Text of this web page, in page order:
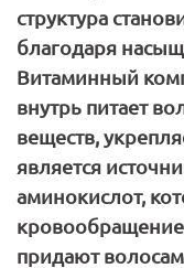
структура
благодаря
Витаминный
внутрь питает
веществ,
является
аминокислот,
придают